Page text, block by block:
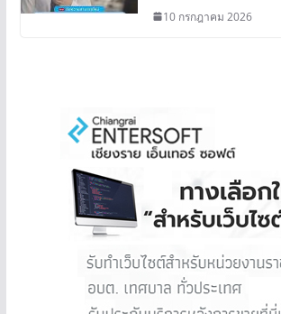
10 กรกฎาคม 2026